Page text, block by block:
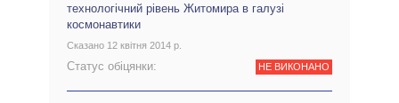
технологічний рівень Житомира в галузі
космонавтики
Сказано 12 квітня 2014 р.
Статус обіцянки: НЕ ВИКОНАНО